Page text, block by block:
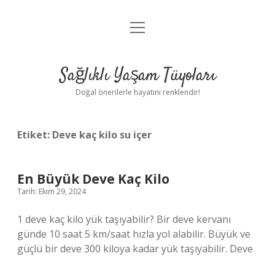
Anasayfa
Yasal Uyarı
menüyü
Sağlıklı Yaşam Tüyoları
Doğal önerilerle hayatını renklendir!
Etiket: Deve kaç kilo su içer
En Büyük Deve Kaç Kilo
Tarih: Ekim 29, 2024
1 deve kaç kilo yük taşıyabilir? Bir deve kervanı
günde 10 saat 5 km/saat hızla yol alabilir. Büyük ve
güçlü bir deve 300 kiloya kadar yük taşıyabilir. Deve